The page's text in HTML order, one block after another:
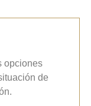
opciones
de